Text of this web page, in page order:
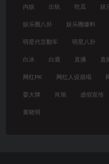
内娱 出轨 吃瓜 娱
娱乐圈八卦 娱乐圈爆料
明星代言翻车 明星八卦
白冰 白鹿 直播 直
网红PK 网红人设崩塌
耍大牌 肖旭 虚假宣传
黄晓明